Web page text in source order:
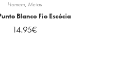
Homem, Meias
Blanco Fio Escócia
14.95€